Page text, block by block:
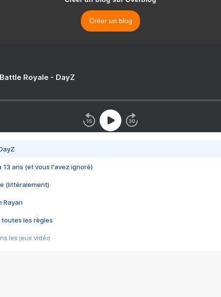
Créer un blog
Royale - DayZ
13 ans (et vous l'avez ignoré)
(littéralement)
Rayan
toutes les règles
les jeux vidéo